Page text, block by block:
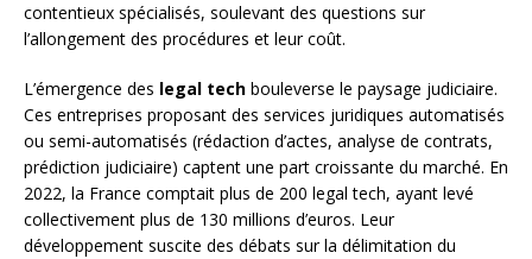
contentieux spécialisés, soulevant des questions sur
l’allongement des procédures et leur coût.
L’émergence des legal tech bouleverse le paysage judiciaire.
Ces entreprises proposant des services juridiques automatisés
ou semi-automatisés (rédaction d’actes, analyse de contrats,
prédiction judiciaire) captent une part croissante du marché. En
2022, la France comptait plus de 200 legal tech, ayant levé
collectivement plus de 130 millions d’euros. Leur
développement suscite des débats sur la délimitation du